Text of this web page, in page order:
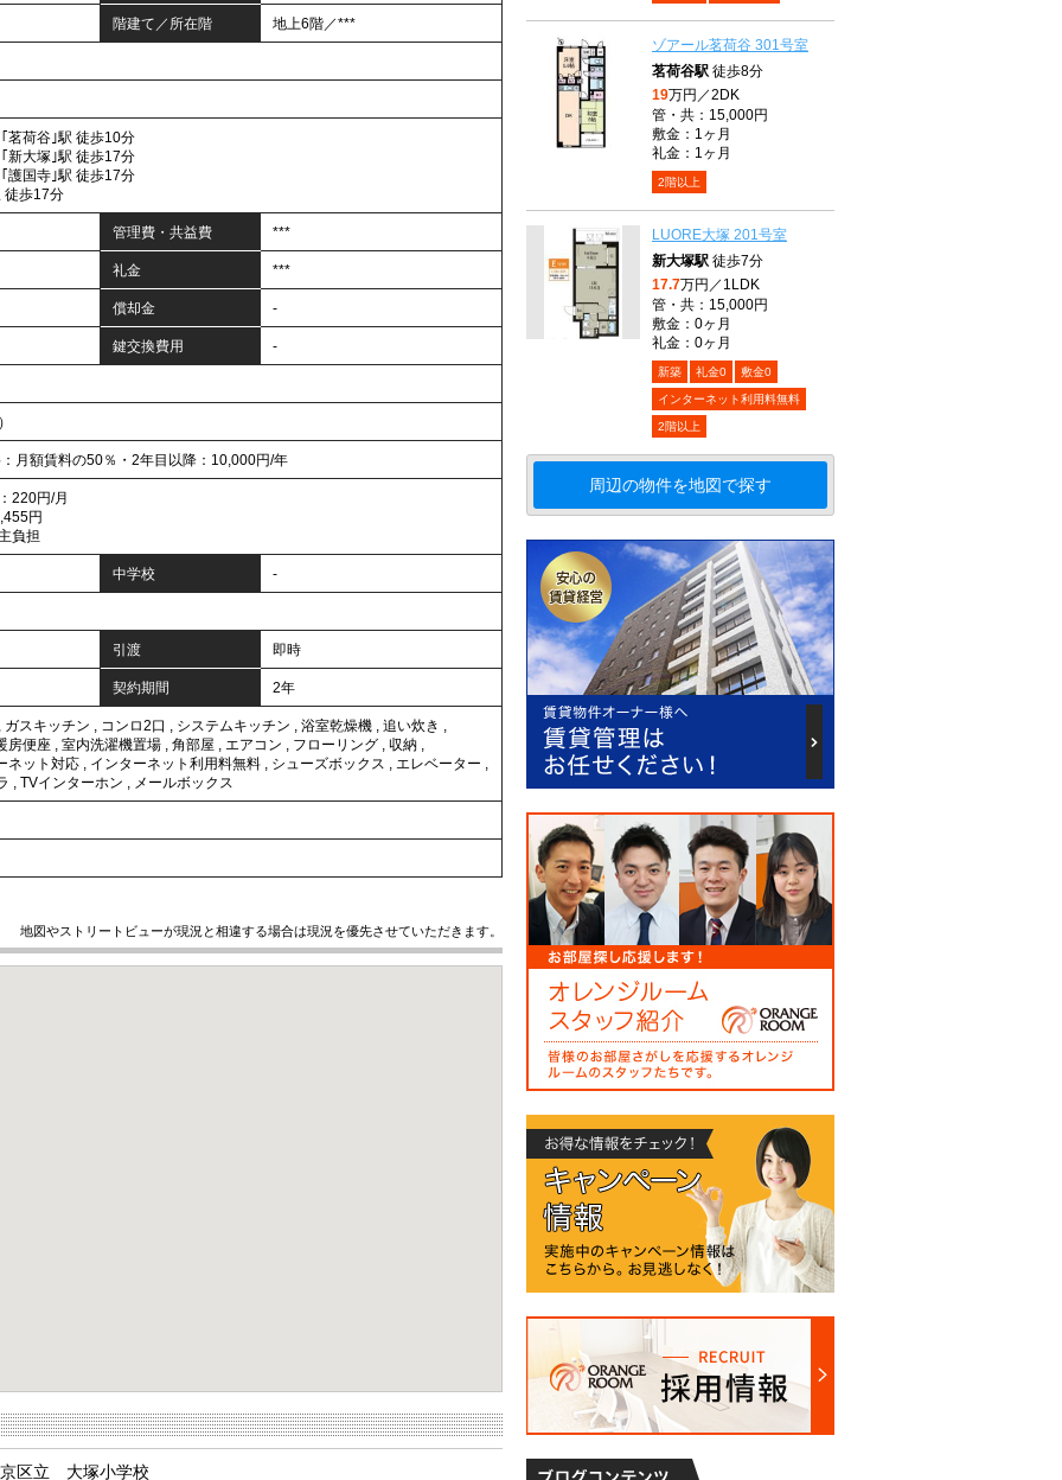
階建て／所在階 地上6階／***
茗荷谷｣駅 徒歩10分
新大塚｣駅 徒歩17分
護国寺｣駅 徒歩17分
徒歩17分
管理費・共益費 ***
礼金 ***
償却金 -
鍵交換費用 -
月額賃料の50％・2年目以降：10,000円/年
220円/月
円
負担
中学校 -
引渡 即時
契約期間 2年
ガスキッチン , コンロ2口 , システムキッチン , 浴室乾燥機 , 追い炊き ,
房便座 , 室内洗濯機置場 , 角部屋 , エアコン , フローリング , 収納 ,
ネット対応 , インターネット利用料無料 , シューズボックス , エレベーター ,
, TVインターホン , メールボックス
地図やストリートビューが現況と相違する場合は現況を優先させていただきます。
区立 大塚小学校
ゾアール茗荷谷 301号室
茗荷谷駅 徒歩8分
19万円／2DK
管・共：15,000円
敷金：1ヶ月
礼金：1ヶ月
2階以上
LUORE大塚 201号室
新大塚駅 徒歩7分
17.7万円／1LDK
管・共：15,000円
敷金：0ヶ月
礼金：0ヶ月
新築 礼金0 敷金0
インターネット利用料無料
2階以上
周辺の物件を地図で探す